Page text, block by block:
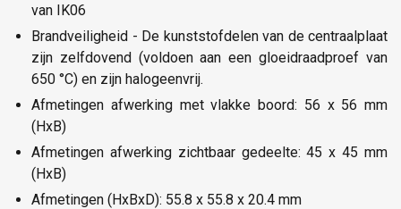
van IK06
Brandveiligheid - De kunststofdelen van de centraalplaat
zijn zelfdovend (voldoen aan een gloeidraadproef van
650 °C) en zijn halogeenvrij.
Afmetingen afwerking met vlakke boord: 56 x 56 mm
(HxB)
Afmetingen afwerking zichtbaar gedeelte: 45 x 45 mm
(HxB)
Afmetingen (HxBxD): 55.8 x 55.8 x 20.4 mm